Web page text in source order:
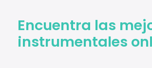
Encuentra las
instrumentales